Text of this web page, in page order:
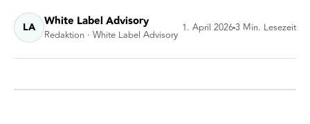
LA White Label Advisory
Redaktion · White Label Advisory
1. April 20263 Min. Lesezeit